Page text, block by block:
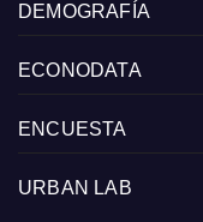
DEMOGRAFÍA
ECONODATA
ENCUESTA
URBAN LAB